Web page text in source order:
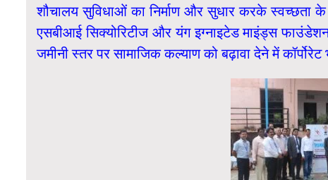
शौचालय सुविधाओं का निर्माण और सुधार करके स्वच्छता
एसबीआई सिक्योरिटीज और यंग इग्नाइटेड माइंड्स
जमीनी स्तर पर सामाजिक कल्याण को बढ़ावा देने में कॉर्पोरेट